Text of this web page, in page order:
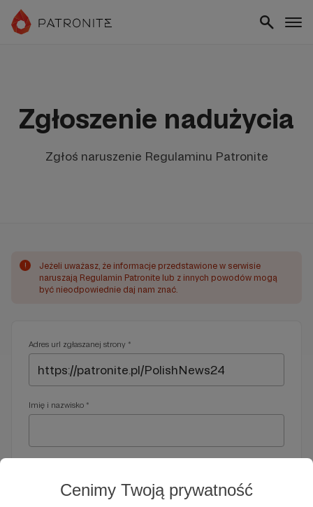
Cenimy Twoją prywatność
Zgłoszenie nadużycia
Zgłoś naruszenie Regulaminu Patronite
!
Jeżeli uważasz, że informacje przedstawione w serwisie
naruszają Regulamin Patronite lub z innych powodów mogą
być nieodpowiednie daj nam znać.
Adres url zgłaszanej strony *
Imię i nazwisko *